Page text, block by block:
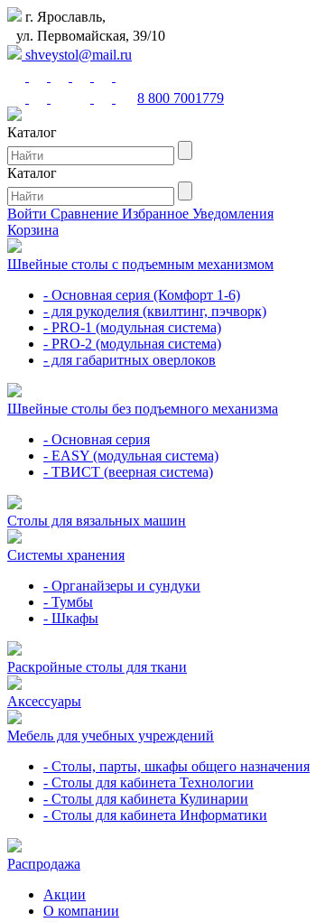
г. Ярославль,
ул. Первомайская, 39/10
shveystol@mail.ru
8 800 7001779
Каталог
Каталог
Войти Сравнение Избранное Уведомления
Корзина
Швейные столы с подъемным механизмом
- Основная серия (Комфорт 1-6)
- для рукоделия (квилтинг, пэчворк)
- PRO-1 (модульная система)
- PRO-2 (модульная система)
- для габаритных оверлоков
Швейные столы без подъемного механизма
- Основная серия
- EASY (модульная система)
- ТВИСТ (веерная система)
Столы для вязальных машин
Системы хранения
- Органайзеры и сундуки
- Тумбы
- Шкафы
Раскройные столы для ткани
Аксессуары
Мебель для учебных учреждений
- Столы, парты, шкафы общего назначения
- Столы для кабинета Технологии
- Столы для кабинета Кулинарии
- Столы для кабинета Информатики
Распродажа
Акции
О компании